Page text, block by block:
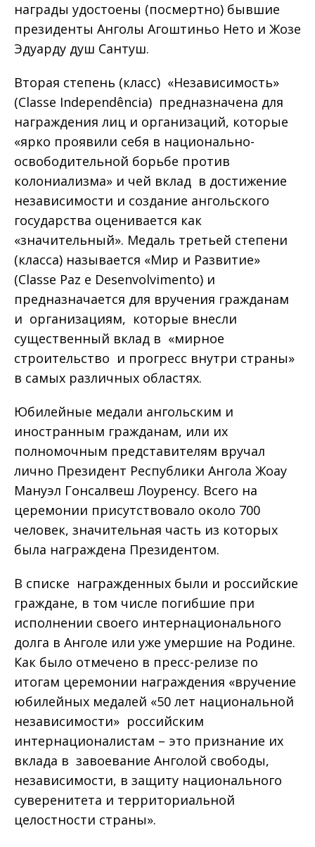
награды удостоены (посмертно) бывшие
президенты Анголы Агоштиньо Нето и Жозе
Эдуарду душ Сантуш.
Вторая степень (класс) «Независимость»
(Classe Independência) предназначена для
награждения лиц и организаций, которые
«ярко проявили себя в национально-
освободительной борьбе против
колониализма» и чей вклад в достижение
независимости и создание ангольского
государства оценивается как
«значительный». Медаль третьей степени
(класса) называется «Мир и Развитие»
(Classe Paz e Desenvolvimento) и
предназначается для вручения гражданам
и организациям, которые внесли
существенный вклад в «мирное
строительство и прогресс внутри страны»
в самых различных областях.
Юбилейные медали ангольским и
иностранным гражданам, или их
полномочным представителям вручал
лично Президент Республики Ангола Жоау
Мануэл Гонсалвеш Лоуренсу. Всего на
церемонии присутствовало около 700
человек, значительная часть из которых
была награждена Президентом.
В списке награжденных были и российские
граждане, в том числе погибшие при
исполнении своего интернационального
долга в Анголе или уже умершие на Родине.
Как было отмечено в пресс-релизе по
итогам церемонии награждения «вручение
юбилейных медалей «50 лет национальной
независимости» российским
интернационалистам – это признание их
вклада в завоевание Анголой свободы,
независимости, в защиту национального
суверенитета и территориальной
целостности страны».